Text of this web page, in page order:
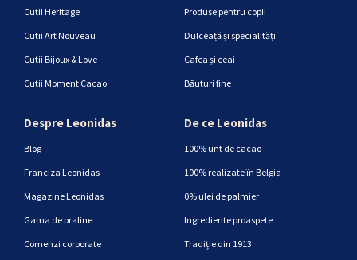
Cutii Heritage
Cutii Art Nouveau
Cutii Bijoux & Love
Cutii Moment Cacao
Produse pentru copii
Dulceață și specialități
Cafea și ceai
Băuturi fine
Despre Leonidas
Blog
Franciza Leonidas
Magazine Leonidas
Gama de praline
Comenzi corporate
De ce Leonidas
100% unt de cacao
100% realizate în Belgia
0% ulei de palmier
Ingrediente proaspete
Tradiție din 1913